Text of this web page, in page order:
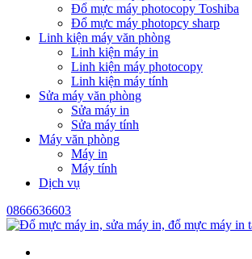
Đổ mực máy photocopy Toshiba
Đổ mực máy photopcy sharp
Linh kiện máy văn phòng
Linh kiện máy in
Linh kiện máy photocopy
Linh kiện máy tính
Sửa máy văn phòng
Sửa máy in
Sửa máy tính
Máy văn phòng
Máy in
Máy tính
Dịch vụ
0866636603